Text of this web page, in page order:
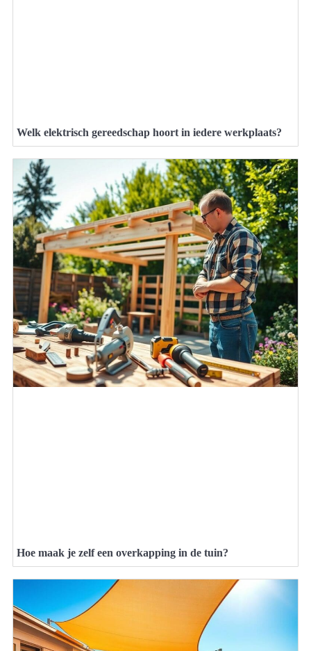
Welk elektrisch gereedschap hoort in iedere werkplaats?
Hoe maak je zelf een overkapping in de tuin?